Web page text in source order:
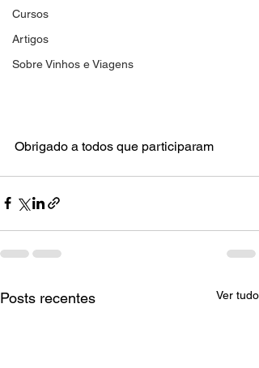
Cursos
Artigos
Sobre Vinhos e Viagens
Obrigado a todos que participaram
Posts recentes Ver tudo